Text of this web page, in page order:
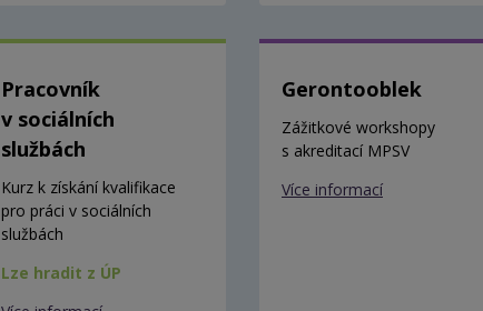
Pracovník
v sociálních
službách
Kurz k získání kvalifikace
pro práci v sociálních
službách
Lze hradit z ÚP
Gerontooblek
Zážitkové workshopy
s akreditací MPSV
Více informací